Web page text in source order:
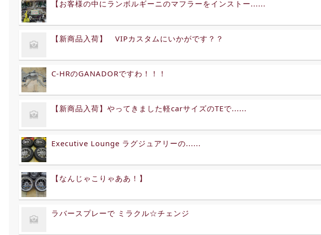
【お客様の中にランボルギーニのマフラーをインストー......
【新商品入荷】 VIPカスタムにいかがです？？
C-HRのGANADORですわ！！！
【新商品入荷】やってきました軽carサイズのTEで......
Executive Lounge ラグジュアリーの......
【なんじゃこりゃああ！】
ラバースプレーで ミラクル☆チェンジ